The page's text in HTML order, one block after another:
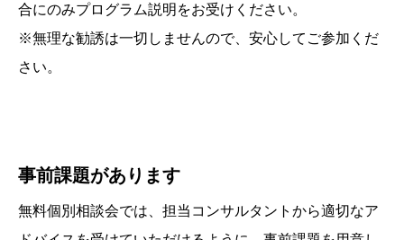
合にのみプログラム説明をお受けください。
※無理な勧誘は一切しませんので、安心してご参加くだ
さい。
事前課題があります
無料個別相談会では、担当コンサルタントから適切なア